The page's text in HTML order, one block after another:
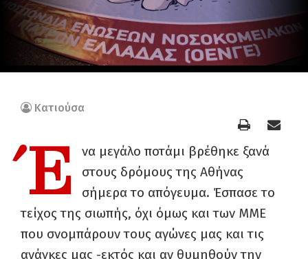
Κατιούσα
Έ
να μεγάλο ποτάμι βρέθηκε ξανά
στους δρόμους της Αθήνας
σήμερα το απόγευμα. Έσπασε το
τείχος της σιωπής, όχι όμως και των ΜΜΕ
που σνομπάρουν τους αγώνες μας και τις
ανάγκες μας -εκτός και αν θυμηθούν την